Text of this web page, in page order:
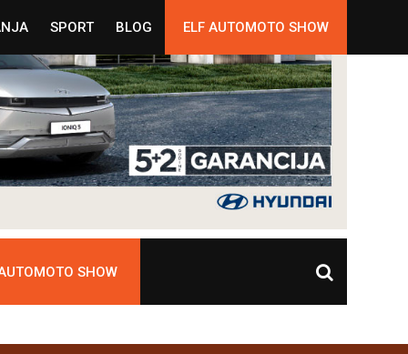
SHOW
SPORT BLOG ELF AUTOMOTO SHOW